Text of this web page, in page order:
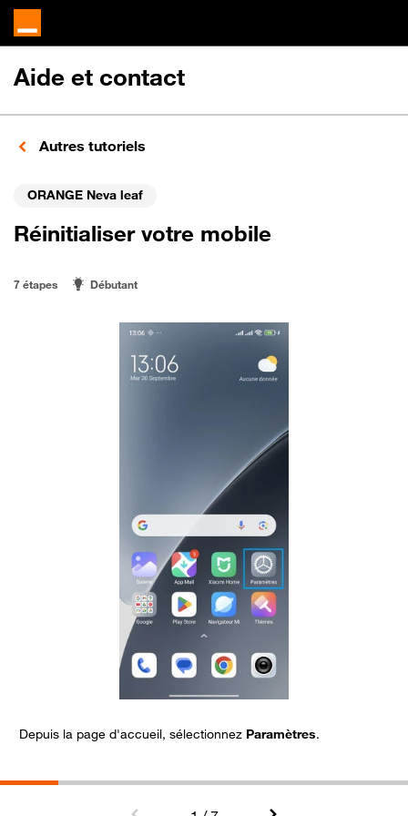
Aide et contact
Autres tutoriels
ORANGE Neva leaf
Réinitialiser votre mobile
7 étapes Débutant
Depuis la page d'accueil, sélectionnez Paramètres.